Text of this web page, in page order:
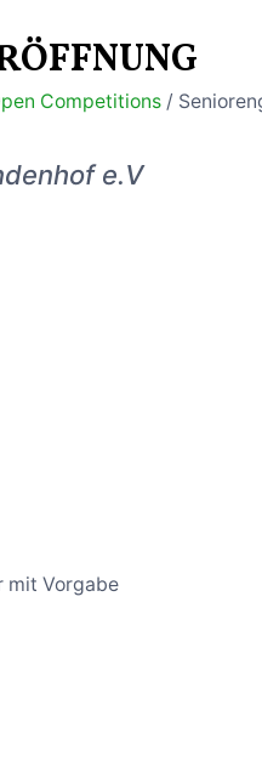
Competitions /
e.V
mit Vorgabe